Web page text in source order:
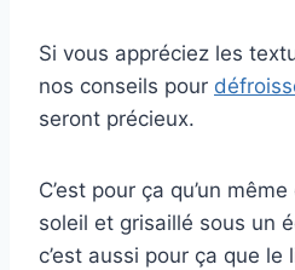
Si vous appréciez les
nos conseils pour
seront précieux.
C’est pour ça qu’un
soleil et grisaillé sous un
c’est aussi pour ça que le